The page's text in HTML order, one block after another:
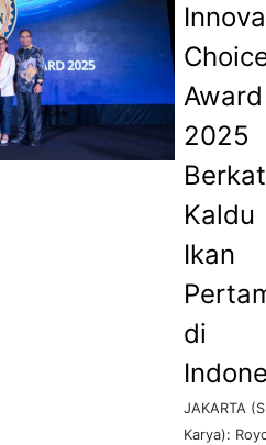
Award
2025
Berkat
Kaldu
Ikan
di
JAKARTA
Karya):